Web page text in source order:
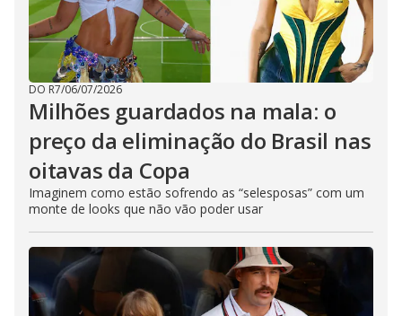
DO R7/06/07/2026
Milhões guardados na mala: o
preço da eliminação do Brasil nas
oitavas da Copa
Imaginem como estão sofrendo as “selesposas” com um
monte de looks que não vão poder usar